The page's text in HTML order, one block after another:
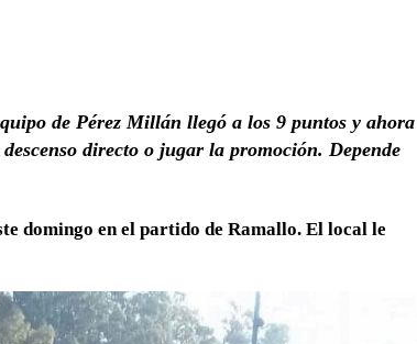
de Pérez Millán llegó a los 9 puntos y ahora
directo o jugar la promoción. Depende
domingo en el partido de Ramallo. El local le